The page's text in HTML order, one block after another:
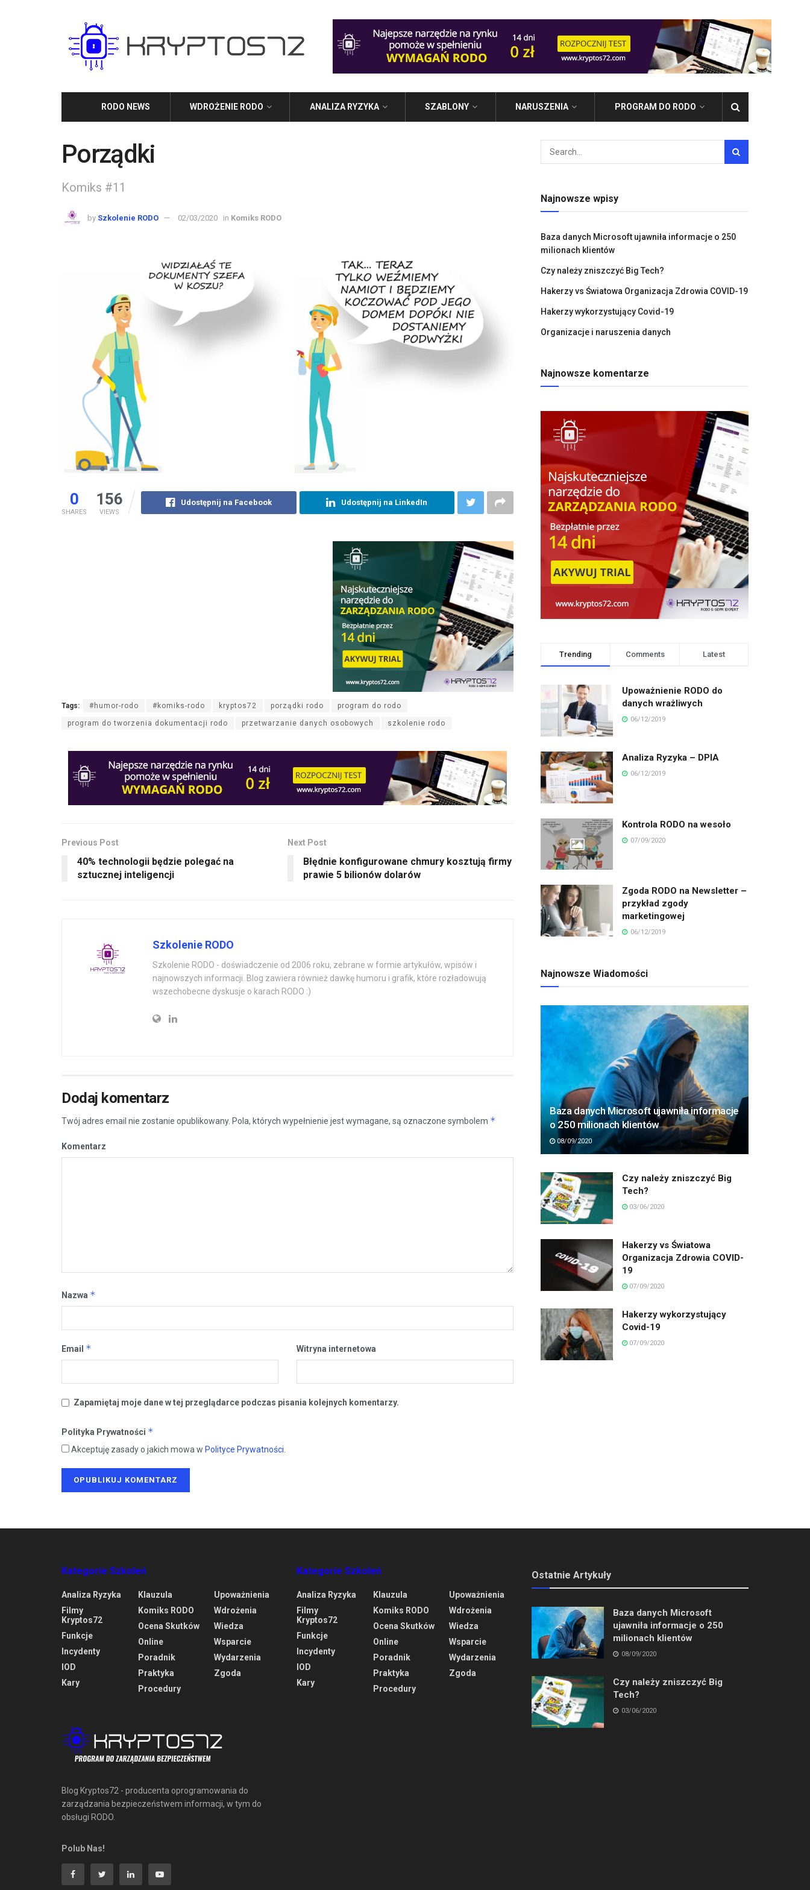
RODO NEWS WDROŻENIE RODO ANALIZA RYZYKA SZABLONY NARUSZENIA PROGRAM DO RODO
Porządki
Komiks #11
by Szkolenie RODO 02/03/2020 in Komiks RODO
0
SHARES
156
VIEWS
Udostępnij na Facebook Udostępnij na LinkedIn
Tags: #humor-rodo #komiks-rodo kryptos72 porządki rodo program do rodo
program do tworzenia dokumentacji rodo przetwarzanie danych osobowych szkolenie rodo
Previous Post
40% technologii będzie polegać na
sztucznej inteligencji
Next Post
Błędnie konfigurowane chmury kosztują firmy
prawie 5 bilionów dolarów
Szkolenie RODO
Szkolenie RODO - doświadczenie od 2006 roku, zebrane w formie artykułów, wpisów i
najnowszych informacji. Blog zawiera również dawkę humoru i grafik, które rozładowują
wszechobecne dyskusje o karach RODO :)
Dodaj komentarz
Twój adres email nie zostanie opublikowany. Pola, których wypełnienie jest wymagane, są oznaczone symbolem *
Komentarz
Nazwa *
Email * Witryna internetowa
Zapamiętaj moje dane w tej przeglądarce podczas pisania kolejnych komentarzy.
Polityka Prywatności *
Akceptuję zasady o jakich mowa w Polityce Prywatności
Najnowsze wpisy
Baza danych Microsoft ujawniła informacje o 250
milionach klientów
Czy należy zniszczyć Big Tech?
Hakerzy vs Światowa Organizacja Zdrowia COVID-19
Hakerzy wykorzystujący Covid-19
Organizacje i naruszenia danych
Najnowsze komentarze
Trending Comments Latest
Upoważnienie RODO do
danych wrażliwych
06/12/2019
Analiza Ryzyka – DPIA
06/12/2019
Kontrola RODO na wesoło
07/09/2020
Zgoda RODO na Newsletter –
przykład zgody
marketingowej
06/12/2019
Najnowsze Wiadomości
Baza danych Microsoft ujawniła informacje
o 250 milionach klientów
08/09/2020
Czy należy zniszczyć Big
Tech?
03/06/2020
Hakerzy vs Światowa
Organizacja Zdrowia COVID-
19
07/09/2020
Hakerzy wykorzystujący
Covid-19
07/09/2020
Kategorie Szkoleń
Analiza Ryzyka
Filmy
Kryptos72
Funkcje
Incydenty
IOD
Kary
Klauzula
Komiks RODO
Ocena Skutków
Online
Poradnik
Praktyka
Procedury
Upoważnienia
Wdrożenia
Wiedza
Wsparcie
Wydarzenia
Zgoda
Blog Kryptos72 - producenta oprogramowania do
zarządzania bezpieczeństwem informacji, w tym do
obsługi RODO.
Polub Nas!
Kategorie Szkoleń
Analiza Ryzyka
Filmy
Kryptos72
Funkcje
Incydenty
IOD
Kary
Klauzula
Komiks RODO
Ocena Skutków
Online
Poradnik
Praktyka
Procedury
Upoważnienia
Wdrożenia
Wiedza
Wsparcie
Wydarzenia
Zgoda
Ostatnie Artykuły
Baza danych Microsoft
ujawniła informacje o 250
milionach klientów
08/09/2020
Czy należy zniszczyć Big
Tech?
03/06/2020